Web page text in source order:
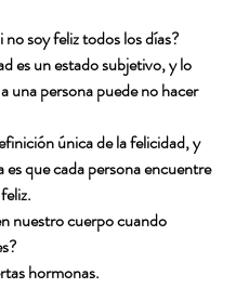
no soy feliz todos los días?
es un estado subjetivo, y lo
una persona puede no hacer
única de la felicidad, y
es que cada persona encuentre
nuestro cuerpo cuando
hormonas.